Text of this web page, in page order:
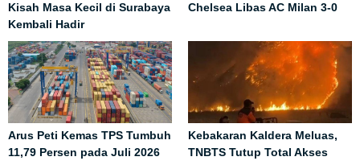
Kisah Masa Kecil di Surabaya
Kembali Hadir
Chelsea Libas AC Milan 3-0
Arus Peti Kemas TPS Tumbuh
11,79 Persen pada Juli 2026
Kebakaran Kaldera Meluas,
TNBTS Tutup Total Akses